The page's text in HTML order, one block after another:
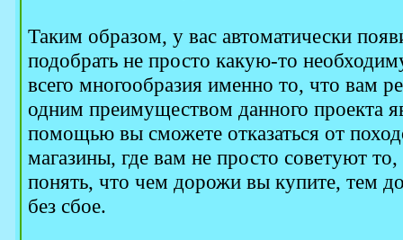
Таким образом, у вас автоматически
подобрать не просто какую-то
всего многообразия именно то, что вам
одним преимуществом данного проекта
помощью вы сможете отказаться от
магазины, где вам не просто советуют
понять, что чем дорожи вы купите, тем
без сбое.